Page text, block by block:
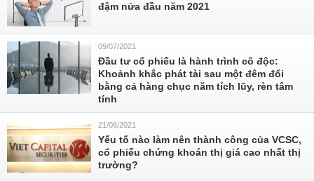
đậm nửa đầu năm 2021
09/07/2021
Đầu tư cổ phiếu là hành trình cô độc:
Khoảnh khắc phát tài sau một đêm đổi
bằng cả hàng chục năm tích lũy, rèn tâm
tính
21/06/2021
Yếu tố nào làm nên thành công của VCSC,
cổ phiếu chứng khoán thị giá cao nhất thị
trường?